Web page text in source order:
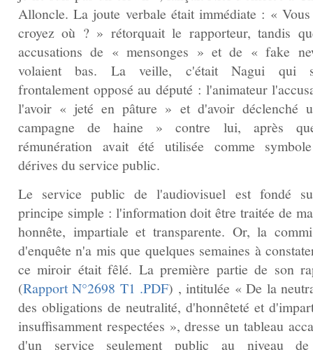
Alloncle. La joute verbale était immédiate : «
croyez où ? » rétorquait le rapporteur, tandis
accusations de « mensonges » et de « fake
volaient bas. La veille, c'était Nagui qui
frontalement opposé au député : l'animateur
l'avoir « jeté en pâture » et d'avoir déclenché
campagne de haine » contre lui, après
rémunération avait été utilisée comme
dérives du service public.
Le service public de l'audiovisuel est fondé
principe simple : l'information doit être traitée de
honnête, impartiale et transparente. Or, la
d'enquête n'a mis que quelques semaines à
ce miroir était fêlé. La première partie de son
(Rapport N°2698 T1 .PDF) , intitulée « De la
des obligations de neutralité, d'honnêteté et
insuffisamment respectées », dresse un tableau
d'un service seulement public au niveau